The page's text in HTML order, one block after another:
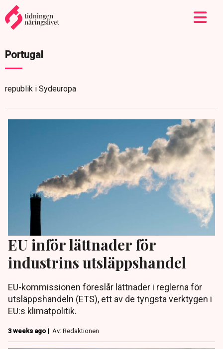
Portugal
republik i Sydeuropa
EU inför lättnader för
industrins utsläppshandel
EU-kommissionen föreslår lättnader i reglerna för
utsläppshandeln (ETS), ett av de tyngsta verktygen i
EU:s klimatpolitik.
3 weeks ago | Av: Redaktionen